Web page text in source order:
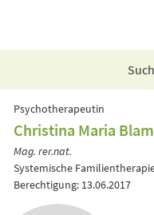
Psychotherapeutin
Christina Maria
Mag. rer.nat.
Systemische
Berechtigung: 13.06.2017